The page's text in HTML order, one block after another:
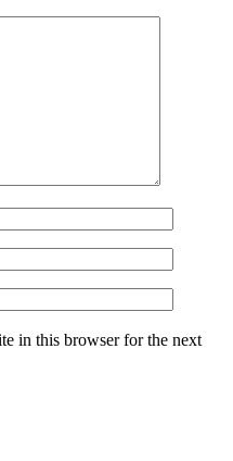
in this browser for the next